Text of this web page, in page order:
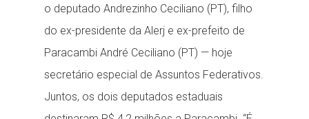
o deputado Andrezinho Ceciliano (PT), filho
do ex-presidente da Alerj e ex-prefeito de
Paracambi André Ceciliano (PT) — hoje
secretário especial de Assuntos Federativos.
Juntos, os dois deputados estaduais